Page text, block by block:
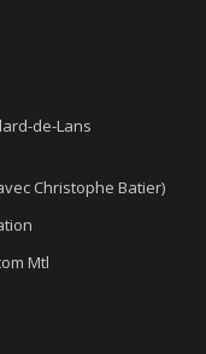
de-Lans
Christophe Batier)
Mtl